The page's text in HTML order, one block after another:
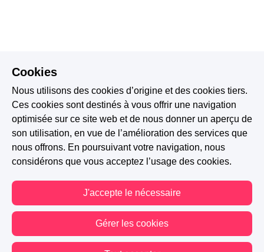
Cookies
Nous utilisons des cookies d’origine et des cookies tiers.
Ces cookies sont destinés à vous offrir une navigation
optimisée sur ce site web et de nous donner un aperçu de
son utilisation, en vue de l’amélioration des services que
nous offrons. En poursuivant votre navigation, nous
considérons que vous acceptez l’usage des cookies.
J'accepte le nécessaire
Gérer les cookies